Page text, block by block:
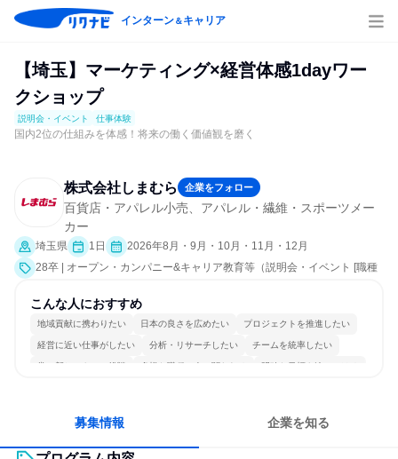
インターン＆キャリア
【埼玉】マーケティング×経営体感1dayワー
クショップ
説明会・イベント 仕事体験
国内2位の仕組みを体感！将来の働く価値観を磨く
株式会社しまむら 企業をフォロー
百貨店・アパレル小売、アパレル・繊維・スポーツメー
カー
埼玉県 1日
2026年8月・9月・10月・11月・12月
28卒 | オープン・カンパニー&キャリア教育等（説明会・イベント [職種
業界研究]、仕事体験）
こんな人におすすめ
地域貢献に携わりたい 日本の良さを広めたい プロジェクトを推進したい
経営に近い仕事がしたい 分析・リサーチしたい チームを統率したい
常に新しいものに挑戦 多様な職種の人と関われる 明確な目標を追いかける
募集情報 企業を知る